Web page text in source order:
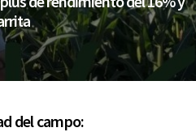
del campo: